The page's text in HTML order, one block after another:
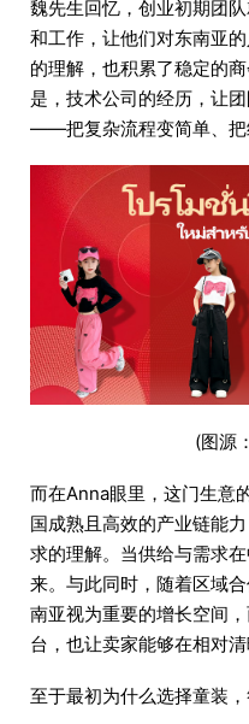
魏先生回忆，创业初期团
和工作，让他们对东南亚
的理解，也积累了稳定的
是，技术公司的经历，让
——把复杂流程变简单、把
(图源
而在Anna眼里，这门生意
国成熟且高效的产业链能
求的理解。当供给与需求
来。与此同时，随着区域
南亚视为重要的增长空间
台，也让卖家能够在相对清
至于最初为什么选择童装，